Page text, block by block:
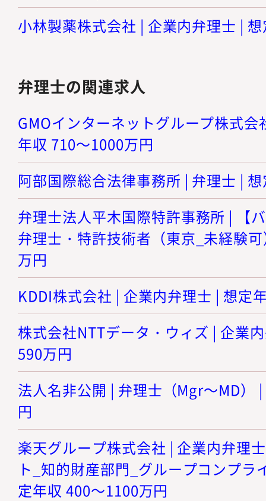
小林製薬株式会社 | 企業内弁理士 |
弁理士の関連求人
GMOインターネットグループ株式
年収 710～1000万円
阿部国際総合法律事務所 | 弁理士 |
弁理士法人平木国際特許事務所 | 【
弁理士・特許技術者（東京_未経験
万円
KDDI株式会社 | 企業内弁理士 | 想定
株式会社NTTデータ・ウィズ | 企業
590万円
法人名非公開 | 弁理士（Mgr～MD）
円
楽天グループ株式会社 | 企業内弁理
ト_知的財産部門_グループコンプラ
定年収 400～1100万円